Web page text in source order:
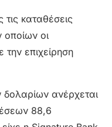
καταθέσεις
οι
την επιχείρηση
ανέρχεται
88,6